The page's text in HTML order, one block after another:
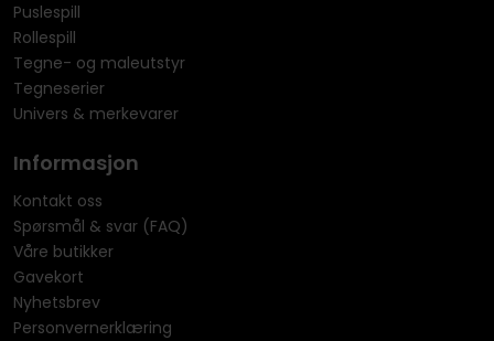
Puslespill
Rollespill
Tegne- og maleutstyr
Tegneserier
Univers & merkevarer
Informasjon
Kontakt oss
Spørsmål & svar (FAQ)
Våre butikker
Gavekort
Nyhetsbrev
Personvernerklæring